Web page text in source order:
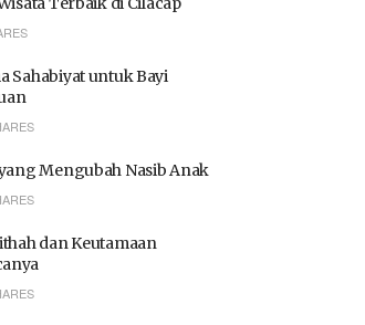
Sahabiyat untuk Bayi
Mengubah Nasib Anak
dan Keutamaan